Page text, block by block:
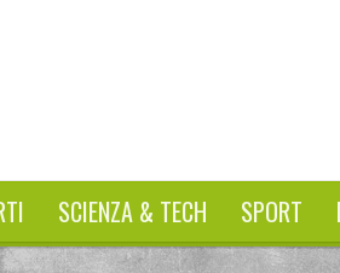
SCIENZA & TECH SPORT